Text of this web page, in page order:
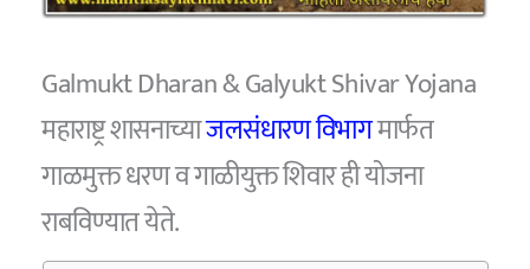
Galmukt Dharan & Galyukt Shivar Yojana
महाराष्ट्र शासनाच्याजलसंधारण विभागमार्फत
गाळमुक्त धरण व गाळीयुक्त शिवार ही योजना
राबविण्यात येते.